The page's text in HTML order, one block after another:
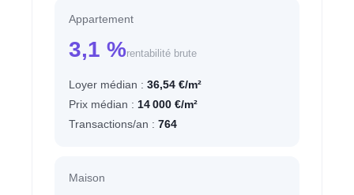
Appartement
3,1 %rentabilité brute
Loyer médian : 36,54 €/m²
Prix médian : 14 000 €/m²
Transactions/an : 764
Maison